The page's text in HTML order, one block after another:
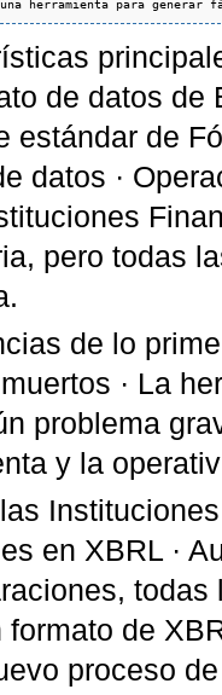
de datos de
estándar de
datos ·
pero todas
de lo
· La
problema
y la
en XBRL ·
formato de
proceso